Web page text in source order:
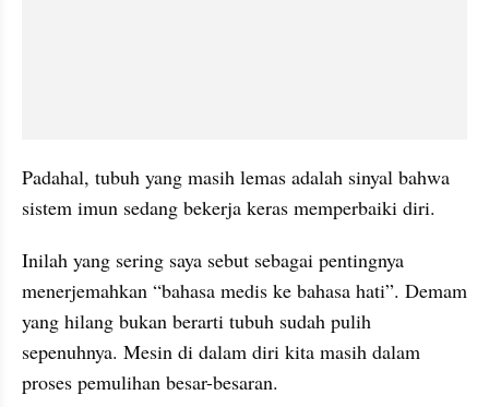
Padahal, tubuh yang masih lemas adalah sinyal bahwa
sistem imun sedang bekerja keras memperbaiki diri.
Inilah yang sering saya sebut sebagai pentingnya
menerjemahkan “bahasa medis ke bahasa hati”. Demam
yang hilang bukan berarti tubuh sudah pulih
sepenuhnya. Mesin di dalam diri kita masih dalam
proses pemulihan besar-besaran.